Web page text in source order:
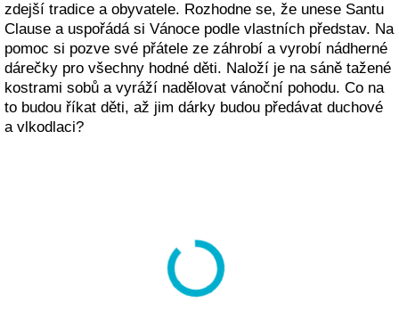
zdejší tradice a obyvatele. Rozhodne se, že unese Santu
Clause a uspořádá si Vánoce podle vlastních představ. Na
pomoc si pozve své přátele ze záhrobí a vyrobí nádherné
dárečky pro všechny hodné děti. Naloží je na sáně tažené
kostrami sobů a vyráží nadělovat vánoční pohodu. Co na
to budou říkat děti, až jim dárky budou předávat duchové
a vlkodlaci?